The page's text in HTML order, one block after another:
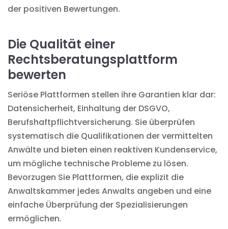
der positiven Bewertungen.
Die Qualität einer
Rechtsberatungsplattform
bewerten
Seriöse Plattformen stellen ihre Garantien klar dar:
Datensicherheit, Einhaltung der DSGVO,
Berufshaftpflichtversicherung. Sie überprüfen
systematisch die Qualifikationen der vermittelten
Anwälte und bieten einen reaktiven Kundenservice,
um mögliche technische Probleme zu lösen.
Bevorzugen Sie Plattformen, die explizit die
Anwaltskammer jedes Anwalts angeben und eine
einfache Überprüfung der Spezialisierungen
ermöglichen.